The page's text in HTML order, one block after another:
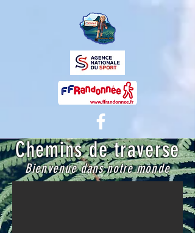
Chemins de traverse
Bienvenue dans notre monde